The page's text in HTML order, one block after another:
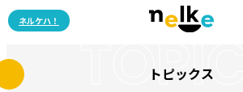
ネルケハ！
TOPICS
トピックス